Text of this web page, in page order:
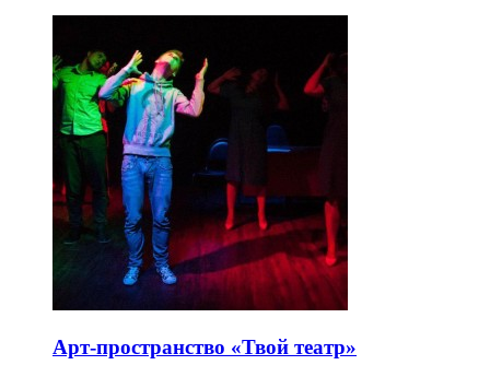
Арт-пространство «Твой театр»